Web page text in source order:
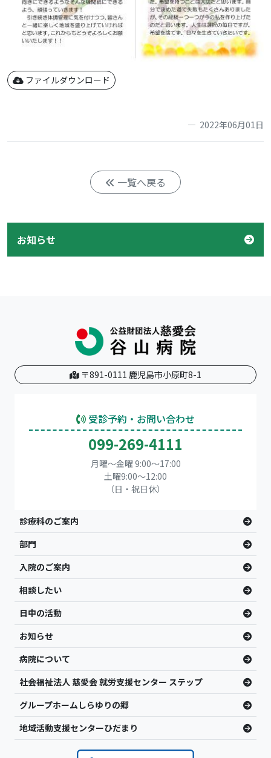
ファイルダウンロード
2022年06月01日
一覧へ戻る
お知らせ
〒891-0111 鹿児島市小原町8-1
受診予約・お問い合わせ
099-269-4111
月曜～金曜 9:00～17:00
土曜9:00〜12:00
（日・祝日休）
診療科のご案内
部門
入院のご案内
相談したい
日中の活動
お知らせ
病院について
社会福祉法人 慈愛会 就労支援センター ステップ
グループホームしらゆりの郷
地域活動支援センターひだまり